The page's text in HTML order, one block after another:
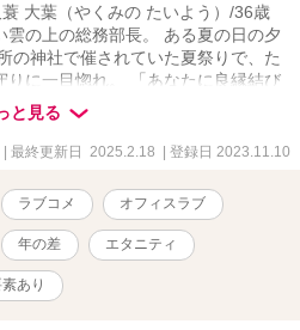
大葉（やくみの たいよう）/36歳
雲の上の総務部長。 ある夏の日の夕
の神社で催されていた夏祭りで、た
りに一目惚れ。 「あなたに良縁結び
ージを見て、軽い気持ちで「お願い
だけれど――。 ※ちょっぴり不思議
※BL的な雰囲気がちらほら。 ※レーテ
ります） （執筆期間：2022/06/25〜
○表紙絵は市瀬雪ちゃん
）に依頼しました♥（作品
くお断りします） ○公開後に加筆修正
趣味で書いている無料小説です。ヒ
と見る
| 最終更新日 2025.2.18 | 登録日 2023.11.10
ラブコメ オフィスラブ
年の差 エタニティ
あり